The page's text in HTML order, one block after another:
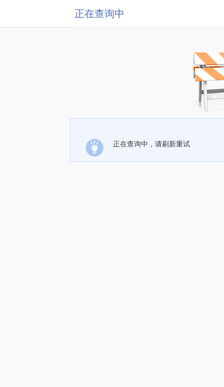
正在查询中
正在查询中，请刷新重试